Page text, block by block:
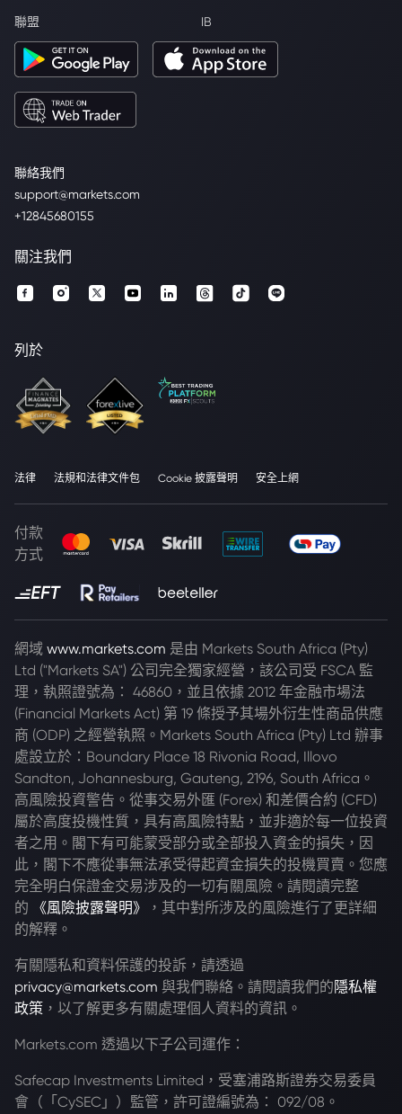
聯絡我們
support@markets.com
+12845680155
聯盟 IB
關注我們
列於
法律 法規和法律文件包 Cookie 披露聲明 安全上網
付款
方式
網域 www.markets.com 是由 Markets South Africa (Pty)
Ltd ("Markets SA") 公司完全獨家經營，該公司受 FSCA 監
理，執照證號為： 46860，並且依據 2012 年金融市場法
(Financial Markets Act) 第 19 條授予其場外衍生性商品供應
商 (ODP) 之經營執照。Markets South Africa (Pty) Ltd 辦事
處設立於：Boundary Place 18 Rivonia Road, Illovo
Sandton, Johannesburg, Gauteng, 2196, South Africa。
高風險投資警告。從事交易外匯 (Forex) 和差價合約 (CFD)
屬於高度投機性質，具有高風險特點，並非適於每一位投資
者之用。閣下有可能蒙受部分或全部投入資金的損失，因
此，閣下不應從事無法承受得起資金損失的投機買賣。您應
完全明白保證金交易涉及的一切有關風險。請閱讀完整
的
《風險披露聲明》
，其中對所涉及的風險進行了更詳細
的解釋。
有關隱私和資料保護的投訴，請透過
privacy@markets.com 與我們聯絡。請閱讀我們的 隱私權
政策 ，以了解更多有關處理個人資料的資訊。
Markets.com 透過以下子公司運作：
Safecap Investments Limited，受塞浦路斯證券交易委員
會（「CySEC」）監管，許可證編號為： 092/08。